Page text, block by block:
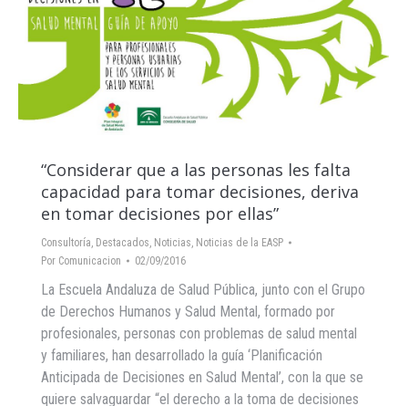
“Considerar que a las personas les falta
capacidad para tomar decisiones, deriva
en tomar decisiones por ellas”
Consultoría, Destacados, Noticias, Noticias de la EASP
Por Comunicacion 02/09/2016
La Escuela Andaluza de Salud Pública, junto con el Grupo
de Derechos Humanos y Salud Mental, formado por
profesionales, personas con problemas de salud mental
y familiares, han desarrollado la guía ‘Planificación
Anticipada de Decisiones en Salud Mental’, con la que se
quiere salvaguardar “el derecho a la toma de decisiones